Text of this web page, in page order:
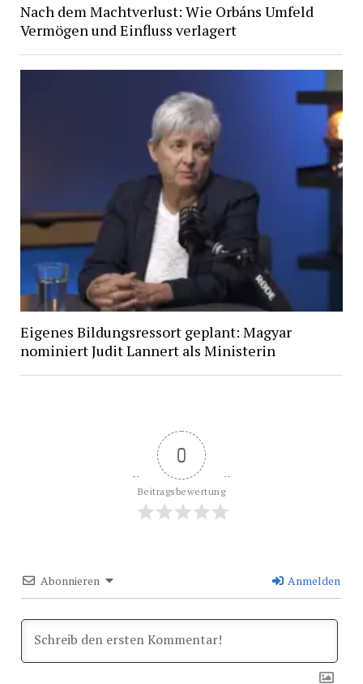
Nach dem Machtverlust: Wie Orbáns Umfeld
Vermögen und Einfluss verlagert
Eigenes Bildungsressort geplant: Magyar
nominiert Judit Lannert als Ministerin
0
Beitragsbewertung
Abonnieren Anmelden